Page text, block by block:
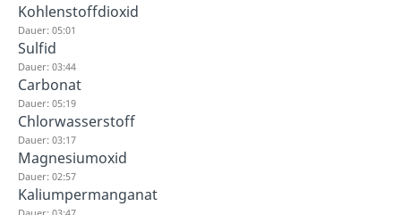
Kohlenstoffdioxid
Dauer: 05:01
Sulfid
Dauer: 03:44
Carbonat
Dauer: 05:19
Chlorwasserstoff
Dauer: 03:17
Magnesiumoxid
Dauer: 02:57
Kaliumpermanganat
Dauer: 03:47